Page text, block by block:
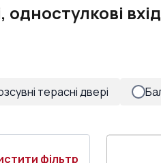
одностулкові
терасні двері
фільтр